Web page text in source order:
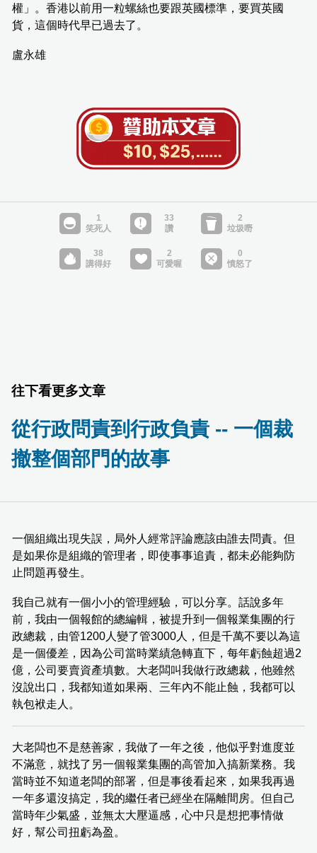
權」。香港以前用一粒螺絲也要跟英國標準，要買英國
貨，這個時代早已過去了。
盧永雄
往下看更多文章
從行政問責到行政負責 -- 一個裁
撤整個部門的故事
一個組織出現失誤，局外人經常評論應該由誰去問責。但
是如果你是組織的管理者，即使事事追責，都未必能夠防
止問題再發生。
我自己就有一個小小的管理經驗，可以分享。話說多年
前，我由一個報館的總編輯，被提升到一個報業集團的行
政總裁，由管1200人變了管3000人，但是千萬不要以為這
是一個優差，因為公司當時業績急轉直下，每年虧蝕超過2
億，公司要賣資產填數。大老闆叫我做行政總裁，他雖然
沒說出口，我都知道如果兩、三年內不能止蝕，我都可以
執包袱走人。
大老闆也不是慈善家，我做了一年之後，他似乎對進度並
不滿意，就找了另一個報業集團的高管加入搞新業務。我
當時並不知道老闆的部署，但是事後看起來，如果我再過
一年多還沒搞定，我的繼任者已經坐在隔離間房。但自己
當時年少氣盛，並無太大壓逼感，心中只是想把事情做
好，幫公司扭虧為盈。